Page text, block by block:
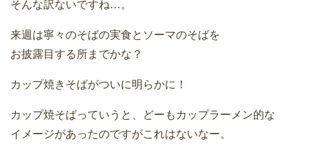
そんな訳ないですね…。
来週は寧々のそばの実食とソーマのそばを
お披露目する所までかな？
カップ焼きそばがついに明らかに！
カップ焼そばっていうと、どーもカップラーメン的な
イメージがあったのですがこれはないなー。